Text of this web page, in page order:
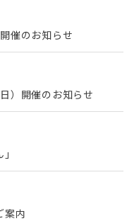
催のお知らせ
）開催のお知らせ
案内